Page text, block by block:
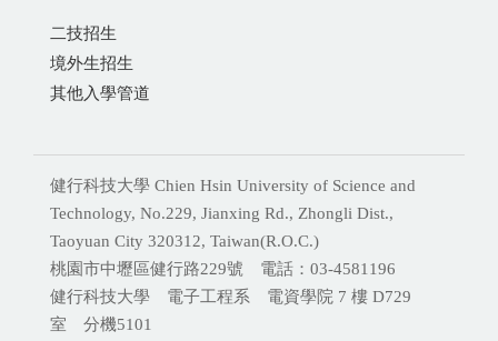
二技招生
境外生招生
其他入學管道
健行科技大學 Chien Hsin University of Science and
Technology, No.229, Jianxing Rd., Zhongli Dist.,
Taoyuan City 320312, Taiwan(R.O.C.)
桃園市中壢區健行路229號 電話：03-4581196
健行科技大學 電子工程系
電資學院 7 樓 D729
室 分機5101